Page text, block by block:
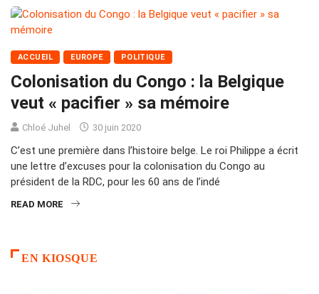
ACCUEIL EUROPE POLITIQUE
Colonisation du Congo : la Belgique
veut « pacifier » sa mémoire
Chloé Juhel 30 juin 2020
C’est une première dans l’histoire belge. Le roi Philippe a écrit
une lettre d’excuses pour la colonisation du Congo au
président de la RDC, pour les 60 ans de l’indé
READ MORE
EN KIOSQUE